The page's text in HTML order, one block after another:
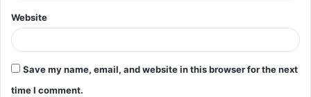
Website
Save my name, email, and website in this browser for the next
time I comment.